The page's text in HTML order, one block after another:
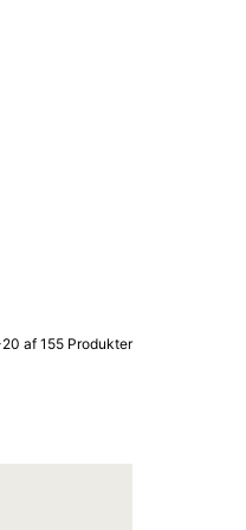
af 155 Produkter